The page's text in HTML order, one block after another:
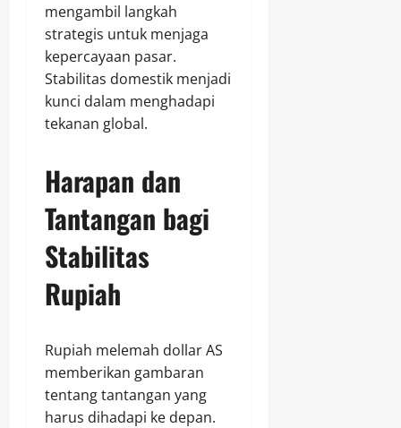
mengambil langkah
strategis untuk menjaga
kepercayaan pasar.
Stabilitas domestik menjadi
kunci dalam menghadapi
tekanan global.
Harapan dan
Tantangan bagi
Stabilitas
Rupiah
Rupiah melemah dollar AS
memberikan gambaran
tentang tantangan yang
harus dihadapi ke depan.